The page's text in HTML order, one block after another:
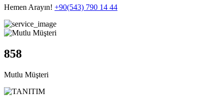
Hemen Arayın! +90(543) 790 14 44
858
Mutlu Müşteri